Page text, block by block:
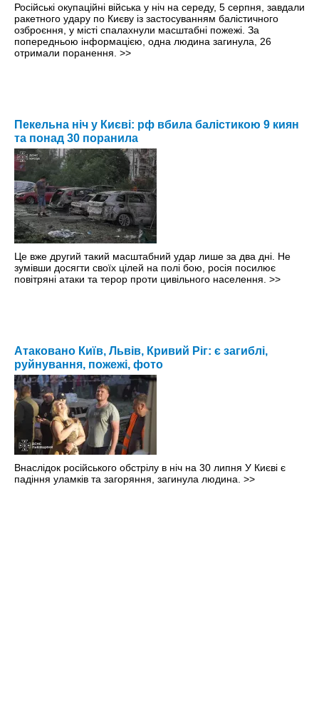
Російські окупаційні війська у ніч на середу, 5 серпня, завдали
ракетного удару по Києву із застосуванням балістичного
озброєння, у місті спалахнули масштабні пожежі. За
попередньою інформацією, одна людина загинула, 26
отримали поранення. >>
Пекельна ніч у Києві: рф вбила балістикою 9 киян
та понад 30 поранила
Це вже другий такий масштабний удар лише за два дні. Не
зумівши досягти своїх цілей на полі бою, росія посилює
повітряні атаки та терор проти цивільного населення. >>
Атаковано Київ, Львів, Кривий Ріг: є загиблі,
руйнування, пожежі, фото
Внаслідок російського обстрілу в ніч на 30 липня У Києві є
падіння уламків та загоряння, загинула людина. >>